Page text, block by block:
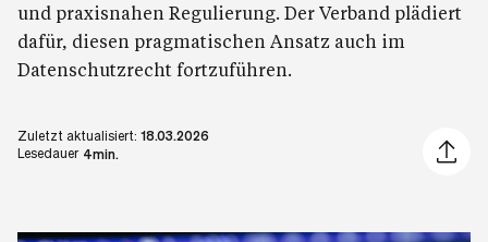
und praxisnahen Regulierung. Der Verband plädiert
dafür, diesen pragmatischen Ansatz auch im
Datenschutzrecht fortzuführen.
Zuletzt aktualisiert: 18.03.2026
Lesedauer 4min.
Artikel